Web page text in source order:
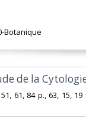
Botanique‎
de la
61, 84 p., 63, 15,